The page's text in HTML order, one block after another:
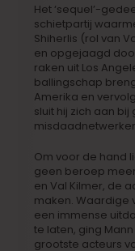
Het ‘sequel’-
schietpartij
Shiherlis (rol van
en opgejaagd
raken uit Los
ballingschap
Amerika en
sluit hij zich aan
Om voor de hand
geen beroep
en Val Kilmer, de
maken. Waardige
een immense
te laten, ging
grootste acteurs